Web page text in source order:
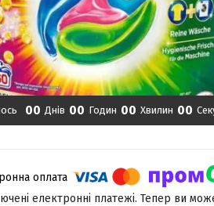
00 Днів 00 Годин 00 Хвилин 00
електронні платежі. Тепер ви